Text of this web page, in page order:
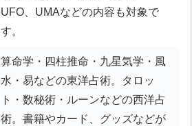
UFO、UMAなどの内容も対象で
す。
算命学・四柱推命・九星気学・風
水・易などの東洋占術。タロッ
ト・数秘術・ルーンなどの西洋占
術。書籍やカード、グッズなどが